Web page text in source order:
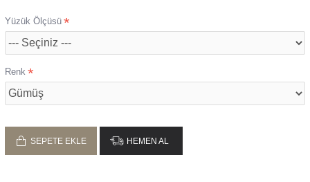
Yüzük Ölçüsü
Renk
SEPETE EKLE HEMEN AL